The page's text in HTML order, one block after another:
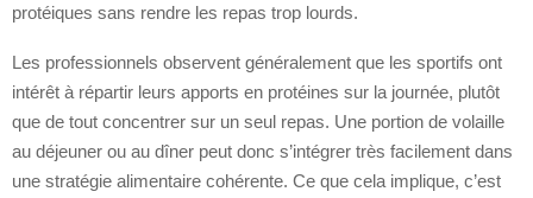
protéiques sans rendre les repas trop lourds.
Les professionnels observent généralement que les sportifs ont
intérêt à répartir leurs apports en protéines sur la journée, plutôt
que de tout concentrer sur un seul repas. Une portion de volaille
au déjeuner ou au dîner peut donc s’intégrer très facilement dans
une stratégie alimentaire cohérente. Ce que cela implique, c’est